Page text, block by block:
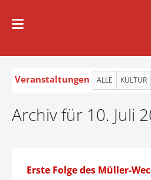
Veranstaltungen ALLE KULTUR
Archiv für 10. Juli
Erste Folge des Müller-